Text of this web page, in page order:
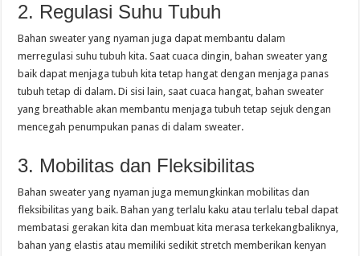
2. Regulasi Suhu Tubuh
Bahan sweater yang nyaman juga dapat membantu dalam
merregulasi suhu tubuh kita. Saat cuaca dingin, bahan sweater yang
baik dapat menjaga tubuh kita tetap hangat dengan menjaga panas
tubuh tetap di dalam. Di sisi lain, saat cuaca hangat, bahan sweater
yang breathable akan membantu menjaga tubuh tetap sejuk dengan
mencegah penumpukan panas di dalam sweater.
3. Mobilitas dan Fleksibilitas
Bahan sweater yang nyaman juga memungkinkan mobilitas dan
fleksibilitas yang baik. Bahan yang terlalu kaku atau terlalu tebal dapat
membatasi gerakan kita dan membuat kita merasa terkekangbaliknya,
bahan yang elastis atau memiliki sedikit stretch memberikan kenyan